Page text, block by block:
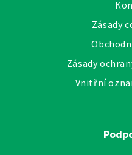
Zásady
Zásady
Vnitřní